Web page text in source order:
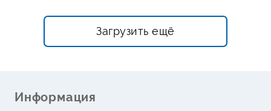
Загрузить ещё
Информация